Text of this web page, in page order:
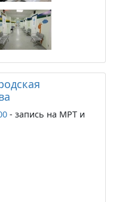
- запись на МРТ и